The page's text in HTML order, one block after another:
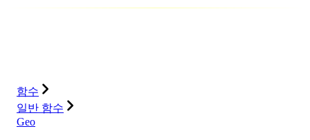
함수
일반 함수
Geo